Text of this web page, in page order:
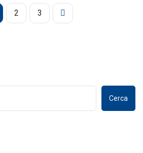
2 3
Cerca